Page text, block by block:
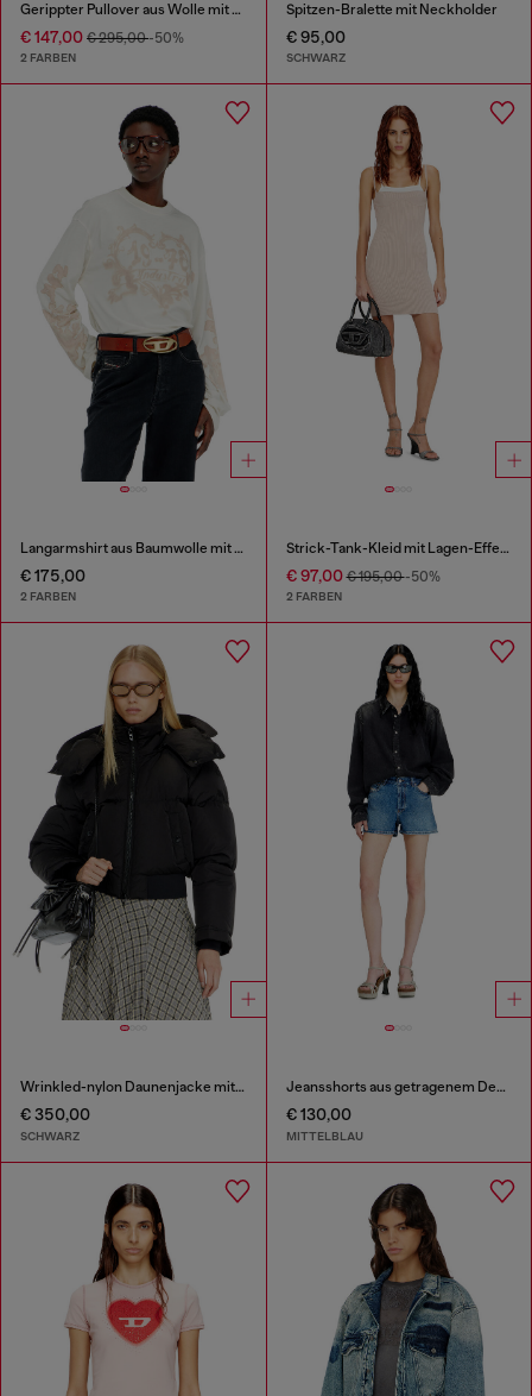
Gerippter Pullover aus Wolle mit Ausschnitt
€ 147,00 € 295,00-50%
2 FARBEN
Spitzen-Bralette mit Neckholder
€ 95,00
SCHWARZ
Langarmshirt aus Baumwolle mit Grafikprint
€ 175,00
2 FARBEN
Strick-Tank-Kleid mit Lagen-Effekt
€ 97,00€ 195,00-50%
2 FARBEN
Wrinkled-nylon Daunenjacke mit abnehmbarer Kapuze
€ 350,00
SCHWARZ
Jeansshorts aus getragenem Denim
€ 130,00
MITTELBLAU